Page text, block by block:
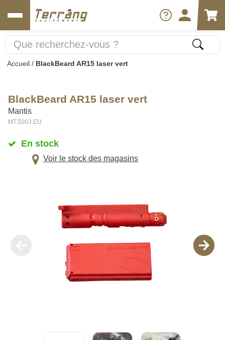
Accueil / BlackBeard AR15 laser vert
BlackBeard AR15 laser vert
Mantis
MT.5003.EU
En stock
Voir le stock des magasins